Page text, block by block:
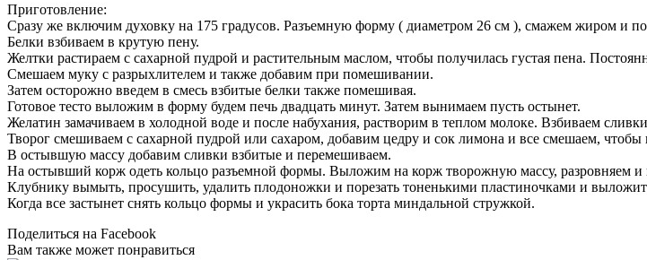
Приготовление:
Сразу же включим духовку на 175 градусов. Разъемную форму ( диаметром 26 см ), смажем жиром и
Белки взбиваем в крутую пену.
Желтки растираем с сахарной пудрой и растительным маслом, чтобы получилась густая пена.
Смешаем муку с разрыхлителем и также добавим при помешивании.
Затем осторожно введем в смесь взбитые белки также помешивая.
Готовое тесто выложим в форму будем печь двадцать минут. Затем вынимаем пусть остынет.
Желатин замачиваем в холодной воде и после набухания, растворим в теплом молоке. Взбиваем
Творог смешиваем с сахарной пудрой или сахаром, добавим цедру и сок лимона и все смешаем,
В остывшую массу добавим сливки взбитые и перемешиваем.
На остывший корж одеть кольцо разъемной формы. Выложим на корж творожную массу, разровняем и
Клубнику вымыть, просушить, удалить плодоножки и порезать тоненькими пластиночками и
Когда все застынет снять кольцо формы и украсить бока торта миндальной стружкой.
Поделиться на Facebook
Вам также может понравиться